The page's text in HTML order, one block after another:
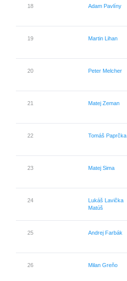
18 Adam Pavlíny
19 Martin Lihan
20 Peter Melcher
21 Matej Zeman
22 Tomáš Paprčka
23 Matej Sima
24
Lukáš Lavička
Matúš
25 Andrej Farbák
26 Milan Greňo